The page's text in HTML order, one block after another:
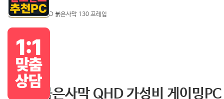
QHD 붉은사막 130 프레임
붉은사막 QHD 가성비 게이밍